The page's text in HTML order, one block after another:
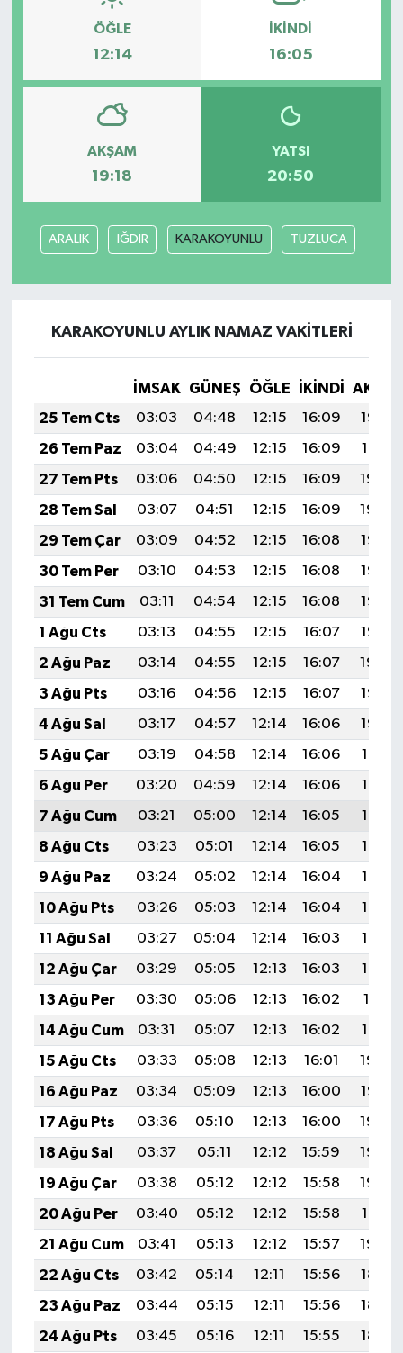
ÖĞLE
12:14
İKINDI
16:05
AKŞAM
19:18
YATSI
20:50
ARALIK IĞDIR KARAKOYUNLU TUZLUCA
KARAKOYUNLU AYLIK NAMAZ VAKITLERI
İMSAK GÜNEŞ ÖĞLE İKINDI
25 Tem Cts
03:03 04:48 12:15 16:09
19:32
26 Tem Paz
03:04 04:49 12:15 16:09
19:31
27 Tem Pts
03:06 04:50 12:15 16:09
19:30
28 Tem Sal
03:07 04:51 12:15 16:09
19:29
29 Tem Çar
03:09 04:52 12:15 16:08
19:28
30 Tem Per
03:10 04:53 12:15 16:08
19:27
31 Tem Cum
03:11 04:54 12:15 16:08
19:26
1 Ağu Cts
03:13 04:55 12:15 16:07
19:25
2 Ağu Paz
03:14 04:55 12:15 16:07
19:24
3 Ağu Pts
03:16 04:56 12:15 16:07
19:23
4 Ağu Sal
03:17 04:57 12:14 16:06
19:22
5 Ağu Çar
03:19 04:58 12:14 16:06
19:21
6 Ağu Per
03:20 04:59 12:14 16:06
19:19
7 Ağu Cum
03:21 05:00 12:14 16:05
19:18
8 Ağu Cts
03:23 05:01 12:14 16:05
19:17
9 Ağu Paz
03:24 05:02 12:14 16:04
19:16
10 Ağu Pts
03:26 05:03 12:14 16:04
19:15
11 Ağu Sal
03:27 05:04 12:14 16:03
19:13
12 Ağu Çar
03:29 05:05 12:13 16:03
19:12
13 Ağu Per
03:30 05:06 12:13 16:02
19:11
14 Ağu Cum
03:31 05:07 12:13 16:02
19:10
15 Ağu Cts
03:33 05:08 12:13 16:01
19:08
16 Ağu Paz
03:34 05:09 12:13 16:00
19:07
17 Ağu Pts
03:36 05:10 12:13 16:00
19:05
18 Ağu Sal
03:37 05:11 12:12 15:59
19:04
19 Ağu Çar
03:38 05:12 12:12 15:58
19:03
20 Ağu Per
03:40 05:12 12:12 15:58
19:01
21 Ağu Cum
03:41 05:13 12:12 15:57
19:00
22 Ağu Cts
03:42 05:14 12:11 15:56
18:58
23 Ağu Paz
03:44 05:15 12:11 15:56
18:57
24 Ağu Pts
03:45 05:16 12:11 15:55
18:55